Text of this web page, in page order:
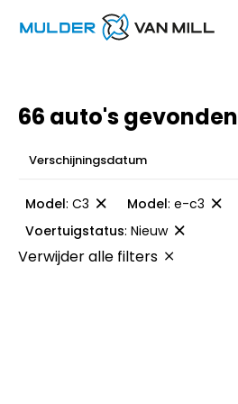
66 auto's gevonden
Model: C3 Model: e-c3
Voertuigstatus: Nieuw
Verwijder alle filters